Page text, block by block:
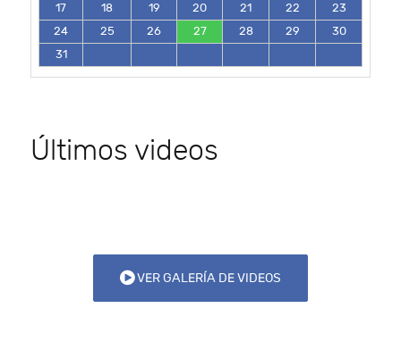
17
18 19 20 21 22
23
24
25 26 27 28 29
30
31
Últimos videos
VER GALERÍA DE VIDEOS